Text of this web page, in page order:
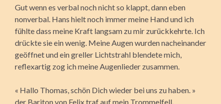
Gut wenn es verbal noch nicht so klappt, dann eben
nonverbal. Hans hielt noch immer meine Hand und ich
fühlte dass meine Kraft langsam zu mir zurückkehrte. Ich
drückte sie ein wenig. Meine Augen wurden nacheinander
geöffnet und ein greller Lichtstrahl blendete mich,
reflexartig zog ich meine Augenlieder zusammen.
« Hallo Thomas, schön Dich wieder bei uns zu haben. »
der Bariton von Felix traf auf mein Trommelfell.